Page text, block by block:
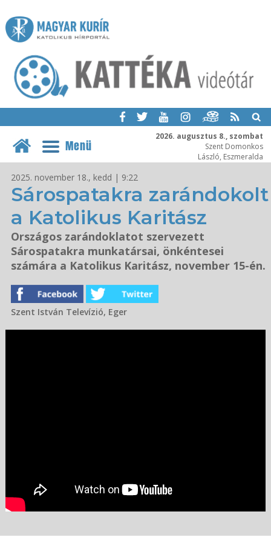
2026. augusztus 8., szombat
Szent Domonkos
László, Eszmeralda
Menü
2025. november 18., kedd | 9:22
Sárospatakra zarándokolt
a Katolikus Karitász
Országos zarándoklatot szervezett
Sárospatakra munkatársai, önkéntesei
számára a Katolikus Karitász, november 15-én.
Szent István Televízió, Eger